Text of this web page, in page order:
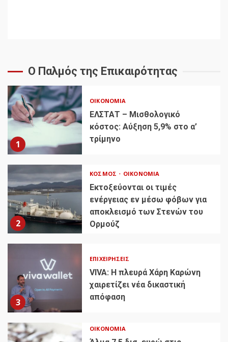
Ο Παλμός της Επικαιρότητας
1
ΟΙΚΟΝΟΜΊΑ
ΕΛΣΤΑΤ – Μισθολογικό
κόστος: Αύξηση 5,9% στο α’
τρίμηνο
2
ΚΌΣΜΟΣ ΟΙΚΟΝΟΜΊΑ
Εκτοξεύονται οι τιμές
ενέργειας εν μέσω φόβων για
αποκλεισμό των Στενών του
Ορμούζ
3
ΕΠΙΧΕΙΡΉΣΕΙΣ
VIVA: Η πλευρά Χάρη Καρώνη
χαιρετίζει νέα δικαστική
απόφαση
ΟΙΚΟΝΟΜΊΑ